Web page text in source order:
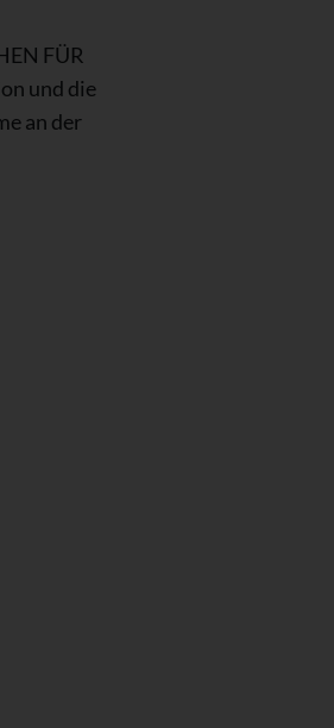
FÜR
und die
an der